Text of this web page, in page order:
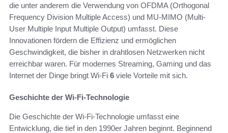
die unter anderem die Verwendung von OFDMA (Orthogonal
Frequency Division Multiple Access) und MU-MIMO (Multi-
User Multiple Input Multiple Output) umfasst. Diese
Innovationen fördern die Effizienz und ermöglichen
Geschwindigkeit, die bisher in drahtlosen Netzwerken nicht
erreichbar waren. Für modernes Streaming, Gaming und das
Internet der Dinge bringt Wi-Fi 6 viele Vorteile mit sich.
Geschichte der Wi-Fi-Technologie
Die Geschichte der Wi-Fi-Technologie umfasst eine
Entwicklung, die tief in den 1990er Jahren beginnt. Beginnend